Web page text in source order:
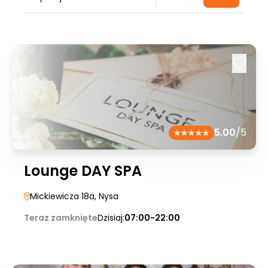
5.00/5
Lounge DAY SPA
Mickiewicza 18a, Nysa
Teraz zamknięteDzisiaj:07:00-22:00